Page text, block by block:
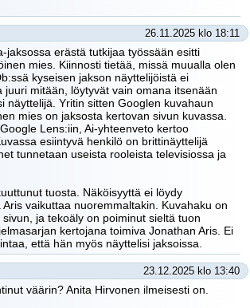
26.11.2025 klo 18:11
jaksossa erästä tutkijaa työssään esitti
mies. Kiinnosti tietää, missä muualla olen
kyseisen jakson näyttelijöistä ei
juuri mitään, löytyvät vain omana itsenään
näyttelijä. Yritin sitten Googlen kuvahaun
mies on jaksosta kertovan sivun kuvassa.
Lens:iin, Ai-yhteenveto kertoo
esiintyvä henkilö on brittinäyttelijä
tunnetaan useista rooleista televisiossa ja
tuosta. Näköisyyttä ei löydy
vaikuttaa nuoremmaltakin. Kuvahaku on
ja tekoäly on poiminut sieltä tuon
kertojana toimiva Jonathan Aris. Ei
että hän myös näyttelisi jaksoissa.
23.12.2025 klo 13:40
väärin? Anita Hirvonen ilmeisesti on.